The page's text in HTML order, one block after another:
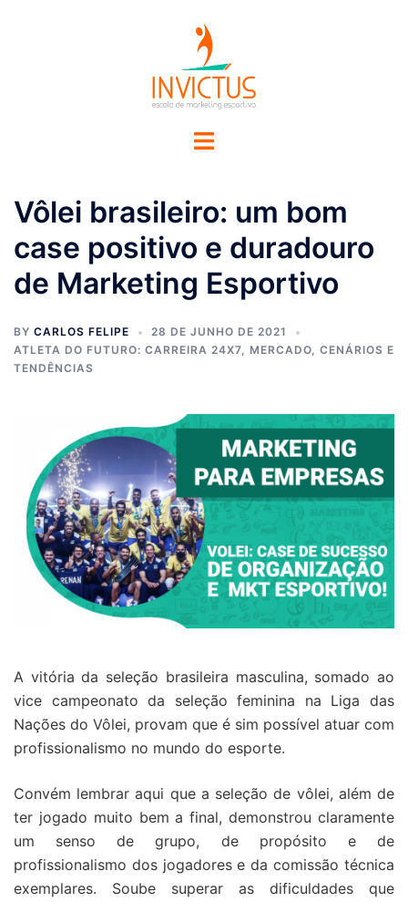
Vôlei brasileiro: um bom
case positivo e duradouro
de Marketing Esportivo
BY CARLOS FELIPE
28 DE JUNHO DE 2021
ATLETA DO FUTURO: CARREIRA 24X7, MERCADO, CENÁRIOS E
TENDÊNCIAS
A vitória da seleção brasileira masculina, somado ao
vice campeonato da seleção feminina na Liga das
Nações do Vôlei, provam que é sim possível atuar com
profissionalismo no mundo do esporte.
Convém lembrar aqui que a seleção de vôlei, além de
ter jogado muito bem a final, demonstrou claramente
um senso de grupo, de propósito e de
profissionalismo dos jogadores e da comissão técnica
exemplares. Soube superar as dificuldades que